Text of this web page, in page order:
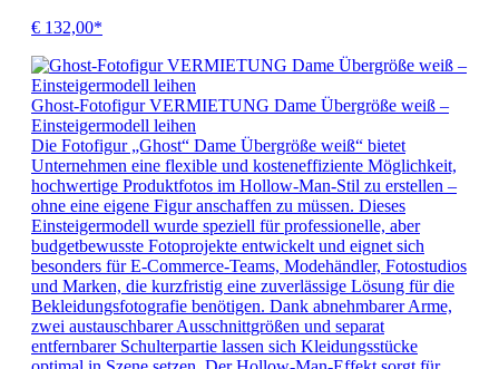
€ 132,00*
Ghost-Fotofigur VERMIETUNG Dame Übergröße weiß –
Einsteigermodell leihen
Die Fotofigur „Ghost“ Dame Übergröße weiß“ bietet
Unternehmen eine flexible und kosteneffiziente Möglichkeit,
hochwertige Produktfotos im Hollow-Man-Stil zu erstellen –
ohne eine eigene Figur anschaffen zu müssen. Dieses
Einsteigermodell wurde speziell für professionelle, aber
budgetbewusste Fotoprojekte entwickelt und eignet sich
besonders für E-Commerce-Teams, Modehändler, Fotostudios
und Marken, die kurzfristig eine zuverlässige Lösung für die
Bekleidungsfotografie benötigen. Dank abnehmbarer Arme,
zwei austauschbarer Ausschnittgrößen und separat
entfernbarer Schulterpartie lassen sich Kleidungsstücke